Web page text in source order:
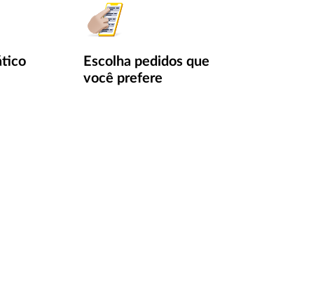
Escolha pedidos que
você prefere